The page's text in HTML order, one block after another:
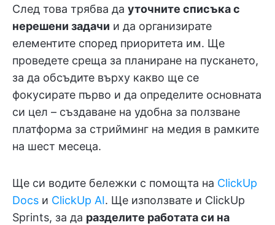
След това трябва да уточните списъка с
нерешени задачи и да организирате
елементите според приоритета им. Ще
проведете среща за планиране на пускането,
за да обсъдите върху какво ще се
фокусирате първо и да определите основната
си цел – създаване на удобна за ползване
платформа за стрийминг на медия в рамките
на шест месеца.
Ще си водите бележки с помощта на ClickUp
Docs и ClickUp AI. Ще използвате и ClickUp
Sprints, за да разделите работата си на